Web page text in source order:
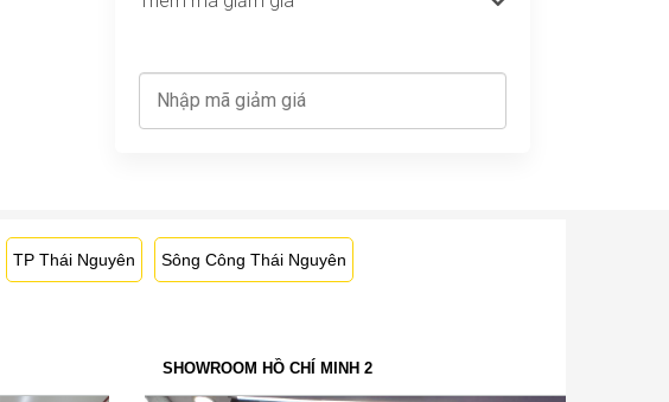
TP Thái Nguyên Sông Công Thái Nguyên
SHOWROOM HỒ CHÍ MINH 2